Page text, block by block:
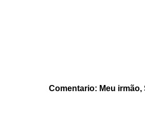
Comentario: Meu